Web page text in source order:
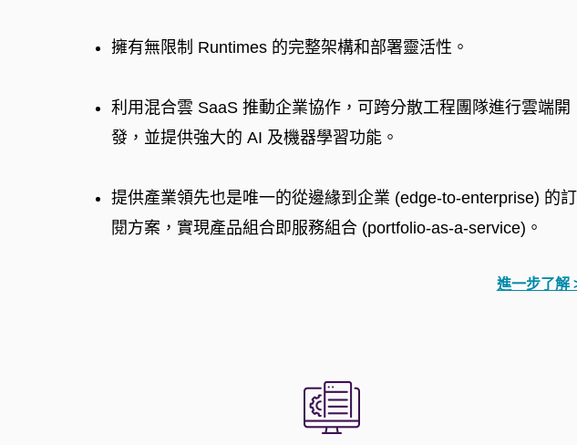
擁有無限制 Runtimes 的完整架構和部署靈活性。
利用混合雲 SaaS 推動企業協作，可跨分散工程團隊進行雲端開
發，並提供強大的 AI 及機器學習功能。
提供產業領先也是唯一的從邊緣到企業 (edge-to-enterprise) 的訂
閱方案，實現產品組合即服務組合 (portfolio-as-a-service)。
進一步了解